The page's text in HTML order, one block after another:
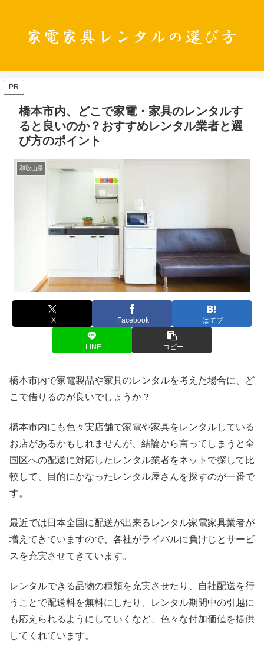
PR
橋本市内、どこで家電・家具のレンタルす
ると良いのか？おすすめレンタル業者と選
び方のポイント
和歌山県
X Facebook はてブ
LINE コピー
橋本市内で家電製品や家具のレンタルを考えた場合に、ど
こで借りるのが良いでしょうか？
橋本市内にも色々実店舗で家電や家具をレンタルしている
お店があるかもしれませんが、結論から言ってしまうと全
国区への配送に対応したレンタル業者をネットで探して比
較して、目的にかなったレンタル屋さんを探すのが一番で
す。
最近では日本全国に配送が出来るレンタル家電家具業者が
増えてきていますので、各社がライバルに負けじとサービ
スを充実させてきています。
レンタルできる品物の種類を充実させたり、自社配送を行
うことで配送料を無料にしたり、レンタル期間中の引越に
も応えられるようにしていくなど、色々な付加価値を提供
してくれています。